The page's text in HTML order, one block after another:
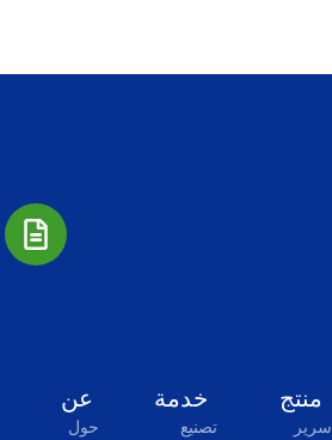
منتج
سرير
خدمة
تصنيع
عن
حول